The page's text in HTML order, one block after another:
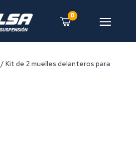
0 a
/ Kit de 2 muelles delanteros para